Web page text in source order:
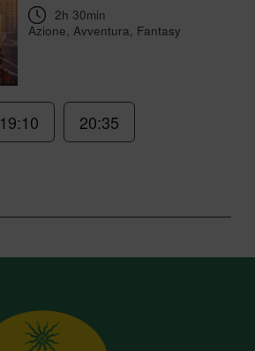
2h 30min
Azione, Avventura, Fantasy
19:10 20:35